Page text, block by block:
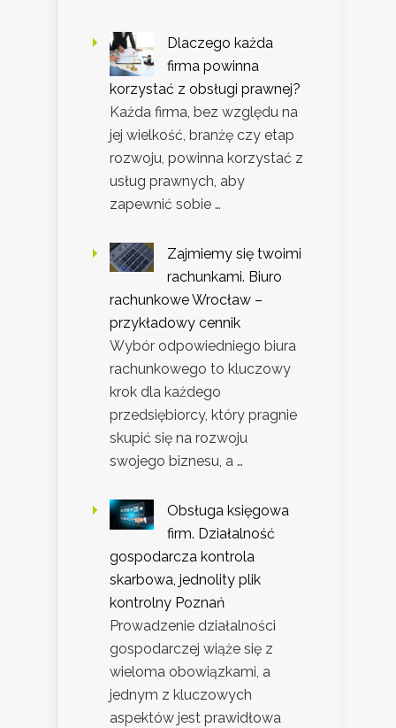
Dlaczego każda
firma powinna
korzystać z obsługi prawnej?
Każda firma, bez względu na
jej wielkość, branżę czy etap
rozwoju, powinna korzystać z
usług prawnych, aby
zapewnić sobie …
Zajmiemy się twoimi
rachunkami. Biuro
rachunkowe Wrocław –
przykładowy cennik
Wybór odpowiedniego biura
rachunkowego to kluczowy
krok dla każdego
przedsiębiorcy, który pragnie
skupić się na rozwoju
swojego biznesu, a …
Obsługa księgowa
firm. Działalność
gospodarcza kontrola
skarbowa, jednolity plik
kontrolny Poznań
Prowadzenie działalności
gospodarczej wiąże się z
wieloma obowiązkami, a
jednym z kluczowych
aspektów jest prawidłowa